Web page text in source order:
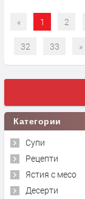
« 1 2
32 33 »
Категории
Супи
Рецепти
Ястия с месо
Десерти